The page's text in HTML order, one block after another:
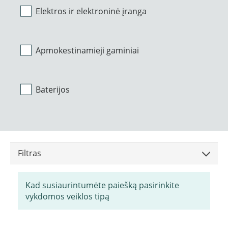
Elektros ir elektroninė įranga
Apmokestinamieji gaminiai
Baterijos
Filtras
Kad susiaurintumėte paiešką pasirinkite
vykdomos veiklos tipą